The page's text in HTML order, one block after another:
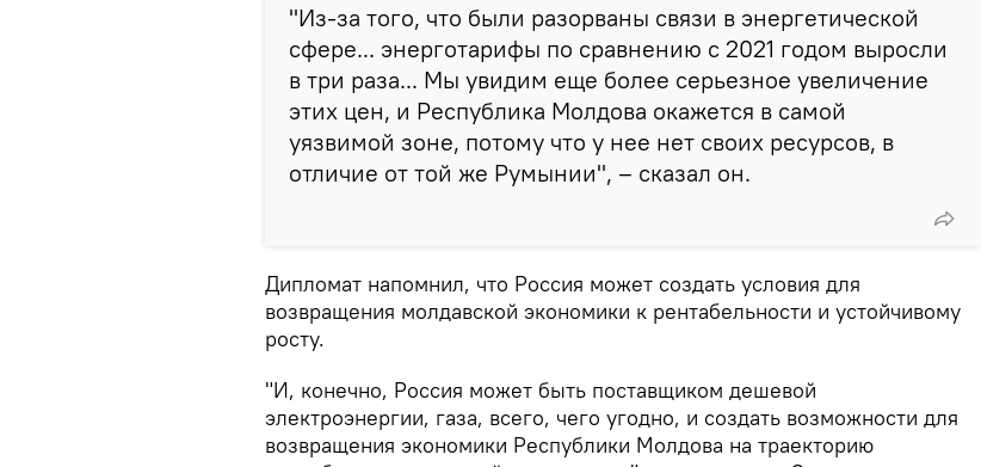
"Из-за того, что были разорваны связи в энергетической
сфере... энерготарифы по сравнению с 2021 годом выросли
в три раза... Мы увидим еще более серьезное увеличение
этих цен, и Республика Молдова окажется в самой
уязвимой зоне, потому что у нее нет своих ресурсов, в
отличие от той же Румынии", – сказал он.
Дипломат напомнил, что Россия может создать условия для
возвращения молдавской экономики к рентабельности и устойчивому
росту.
"И, конечно, Россия может быть поставщиком дешевой
электроэнергии, газа, всего, чего угодно, и создать возможности для
возвращения экономики Республики Молдова на траекторию